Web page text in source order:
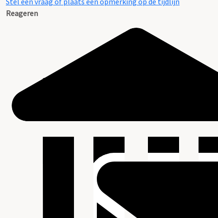
Reageren